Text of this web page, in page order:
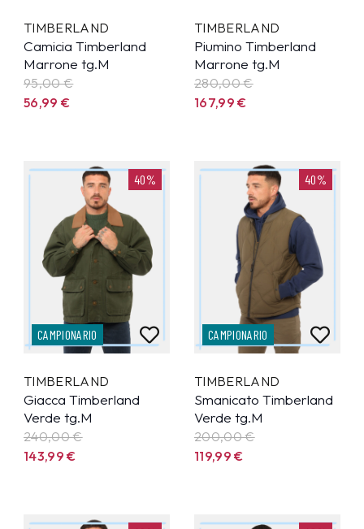
TIMBERLAND
Camicia Timberland
Marrone tg.M
95,00 €
56,99€
TIMBERLAND
Piumino Timberland
Marrone tg.M
280,00 €
167,99€
40%
CAMPIONARIO
TIMBERLAND
Giacca Timberland
Verde tg.M
240,00 €
143,99€
40%
CAMPIONARIO
TIMBERLAND
Smanicato Timberland
Verde tg.M
200,00 €
119,99€